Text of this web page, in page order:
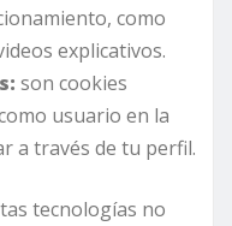
como
explicativos.
son cookies
usuario en la
a través de tu perfil.
tecnologías no